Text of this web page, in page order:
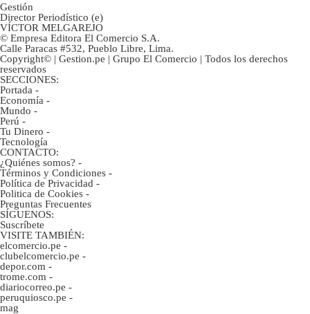
Gestión
Director Periodístico (e)
VÍCTOR MELGAREJO
© Empresa Editora El Comercio S.A.
Calle Paracas #532, Pueblo Libre, Lima.
Copyright© | Gestion.pe | Grupo El Comercio | Todos los derechos
reservados
SECCIONES:
Portada -
Economía -
Mundo -
Perú -
Tu Dinero -
Tecnología
CONTACTO:
¿Quiénes somos? -
Términos y Condiciones -
Política de Privacidad -
Politica de Cookies -
Preguntas Frecuentes
SÍGUENOS:
Suscríbete
VISITE TAMBIÉN:
elcomercio.pe -
clubelcomercio.pe -
depor.com -
trome.com -
diariocorreo.pe -
peruquiosco.pe -
mag